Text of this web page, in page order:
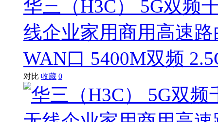
华三（H3C） 5G双频
线企业家用商用高速
WAN口 5400M双频
对比 收藏 0